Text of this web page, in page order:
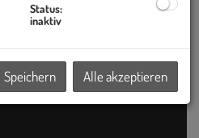
Status:
inaktiv
Speichern Alle akzeptieren